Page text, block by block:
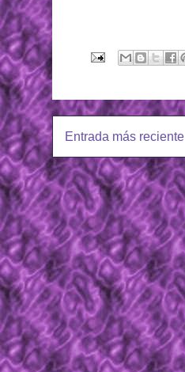
Entrada más reciente